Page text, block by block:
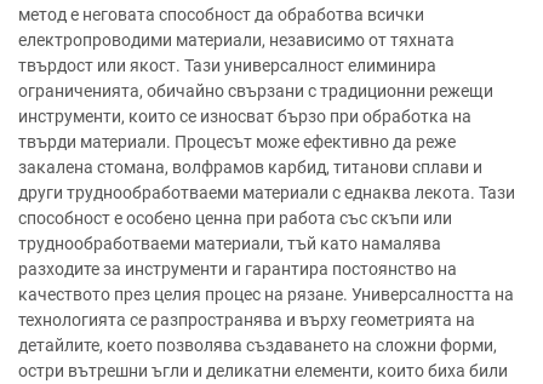
метод е неговата способност да обработва всички
електропроводими материали, независимо от тяхната
твърдост или якост. Тази универсалност елиминира
ограниченията, обичайно свързани с традиционни режещи
инструменти, които се износват бързо при обработка на
твърди материали. Процесът може ефективно да реже
закалена стомана, волфрамов карбид, титанови сплави и
други труднообработваеми материали с еднаква лекота. Тази
способност е особено ценна при работа със скъпи или
труднообработваеми материали, тъй като намалява
разходите за инструменти и гарантира постоянство на
качеството през целия процес на рязане. Универсалността на
технологията се разпространява и върху геометрията на
детайлите, което позволява създаването на сложни форми,
остри вътрешни ъгли и деликатни елементи, които биха били